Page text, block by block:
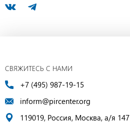
СВЯЖИТЕСЬ С НАМИ
+7 (495) 987-19-15
inform@pircenter.org
119019, Россия, Москва, а/я 147